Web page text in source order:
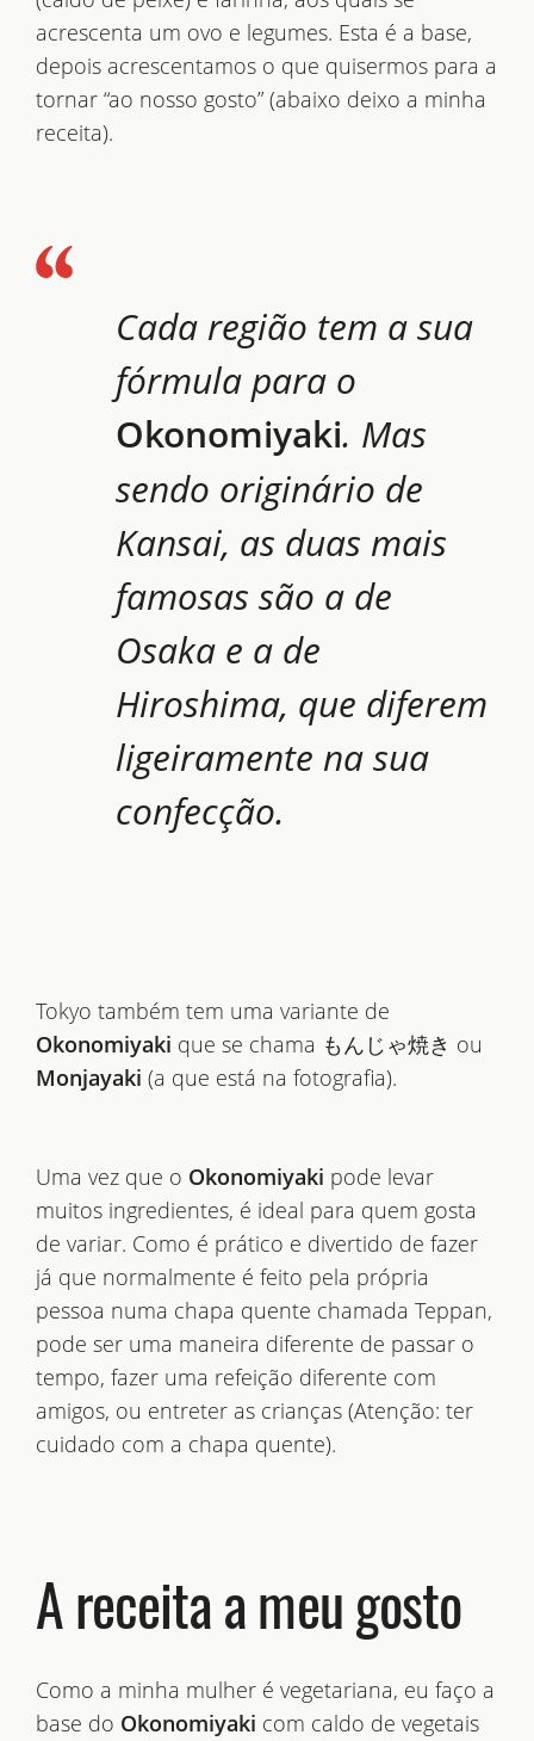
acrescenta um ovo e legumes. Esta é a base,
depois acrescentamos o que quisermos para a
tornar “ao nosso gosto” (abaixo deixo a minha
receita).
Cada região tem a sua
fórmula para o
Okonomiyaki. Mas
sendo originário de
Kansai, as duas mais
famosas são a de
Osaka e a de
Hiroshima, que diferem
ligeiramente na sua
confecção.
Tokyo também tem uma variante de
Okonomiyaki que se chama もんじゃ焼き ou
Monjayaki (a que está na fotografia).
Uma vez que o Okonomiyaki pode levar
muitos ingredientes, é ideal para quem gosta
de variar. Como é prático e divertido de fazer
já que normalmente é feito pela própria
pessoa numa chapa quente chamada Teppan,
pode ser uma maneira diferente de passar o
tempo, fazer uma refeição diferente com
amigos, ou entreter as crianças (Atenção: ter
cuidado com a chapa quente).
A receita a meu gosto
Como a minha mulher é vegetariana, eu faço a
base do Okonomiyaki com caldo de vegetais